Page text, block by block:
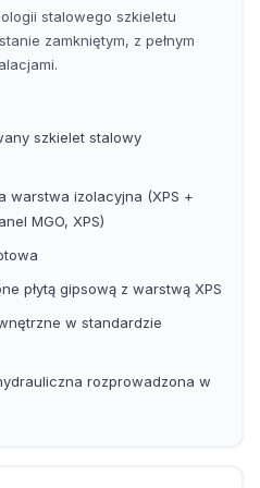
ciągi komunikacyjne,
z garażu. Dom + praca
dostępem z tarasu —
toaleta gościnna przy
możliwość modelu
domu).
stalowego szkieletu
zamkniętym, z pełnym
szkielet stalowy
warstwa izolacyjna (XPS +
MGO, XPS)
płytą gipsową z warstwą XPS
w standardzie
rozprowadzona w